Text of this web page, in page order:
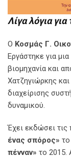
Λίγα λόγια
Ο Κοσμάς Γ.
Εργάστηκε για
βιομηχανία και
Χατζηγιώρκης
διαχείρισης
δυναμικού.
Έχει εκδώσει τις
ένας σπόρος»
πένναν» το 2015.